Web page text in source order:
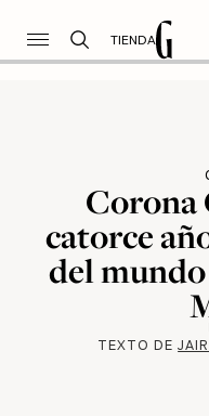
TIENDA
Corona
catorce
del
TEXTO DE